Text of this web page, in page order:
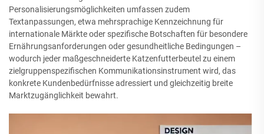
Personalisierungsmöglichkeiten umfassen zudem
Textanpassungen, etwa mehrsprachige Kennzeichnung für
internationale Märkte oder spezifische Botschaften für besondere
Ernährungsanforderungen oder gesundheitliche Bedingungen –
wodurch jeder maßgeschneiderte Katzenfutterbeutel zu einem
zielgruppenspezifischen Kommunikationsinstrument wird, das
konkrete Kundenbedürfnisse adressiert und gleichzeitig breite
Marktzugänglichkeit bewahrt.